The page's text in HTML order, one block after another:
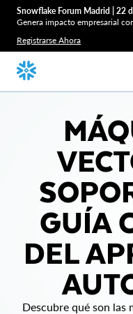
Snowflake Forum Madrid | 22
Genera impacto empresarial
Registrarse Ahora
GUÍA
DEL
Descubre qué son las